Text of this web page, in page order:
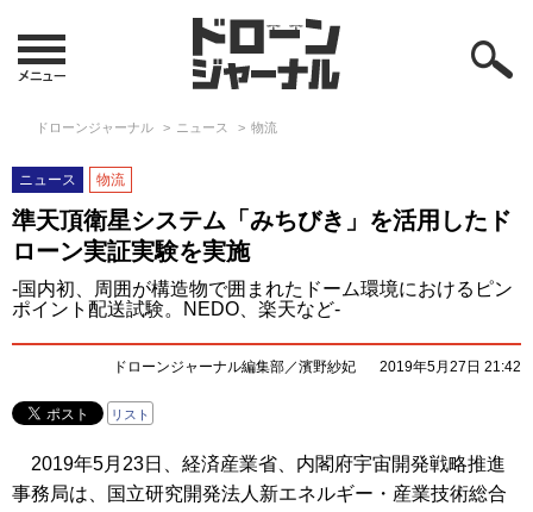
ドローンジャーナル ニュース 物流
ニュース 物流
準天頂衛星システム「みちびき」を活用したド
ローン実証実験を実施
-国内初、周囲が構造物で囲まれたドーム環境におけるピン
ポイント配送試験。NEDO、楽天など-
ドローンジャーナル編集部／濱野紗妃 2019年5月27日 21:42
リスト
2019年5月23日、経済産業省、内閣府宇宙開発戦略推進
事務局は、国立研究開発法人新エネルギー・産業技術総合